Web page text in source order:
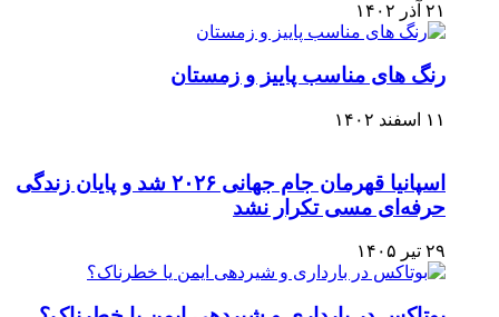
۲۱ آذر ۱۴۰۲
رنگ های مناسب پاییز و زمستان
۱۱ اسفند ۱۴۰۲
اسپانیا قهرمان جام جهانی ۲۰۲۶ شد و پایان زندگی
حرفه‌ای مسی تکرار نشد
۲۹ تیر ۱۴۰۵